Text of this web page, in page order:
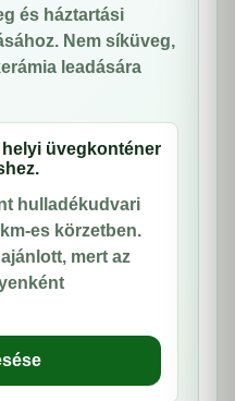
és háztartási
Nem síküveg,
leadására
üvegkonténer
hulladékudvari
es körzetben.
mert az